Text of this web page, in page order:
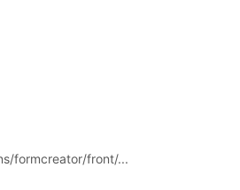
formcreator/front/...